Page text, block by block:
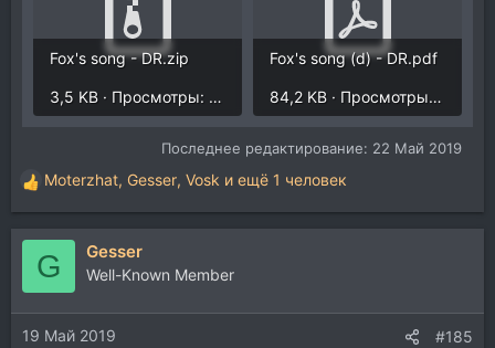
Fox's song - DR.zip
3,5 KB · Просмотры: 331
Fox's song (d) - DR.pdf
84,2 KB · Просмотры: 314
Последнее редактирование: 22 Май 2019
Р
е
а
и
и
:
Moterzhat, Gesser, Vosk и ещё 1 человек
G Gesser
Well-Known Member
19 Май 2019 #185